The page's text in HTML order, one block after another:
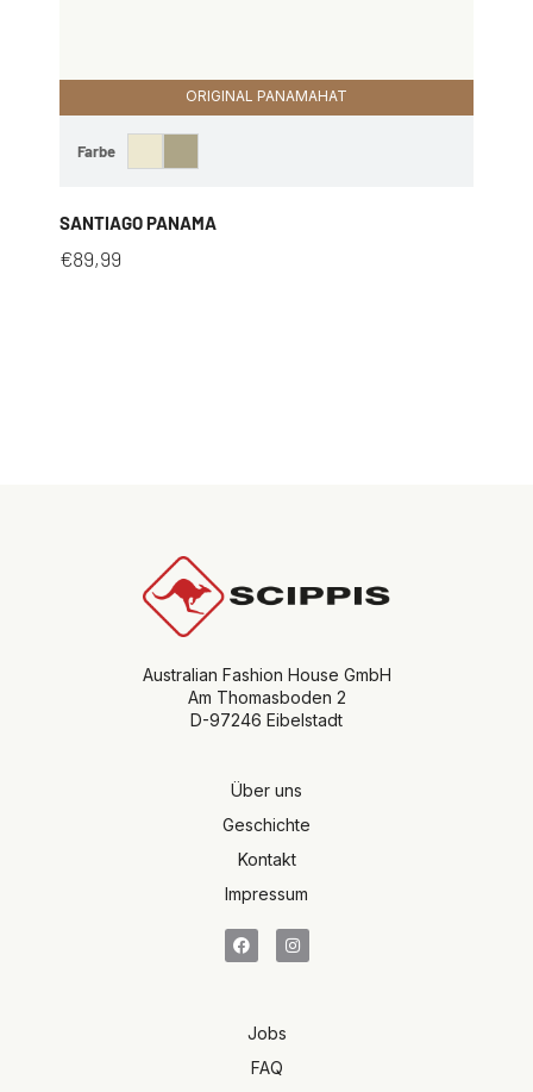
ORIGINAL PANAMAHAT
Farbe
SANTIAGO PANAMA
€89,99
Australian Fashion House GmbH
Am Thomasboden 2
D-97246 Eibelstadt
Über uns
Geschichte
Kontakt
Impressum
Jobs
FAQ